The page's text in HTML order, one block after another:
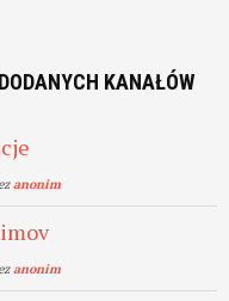
KANAŁÓW
anonim
anonim